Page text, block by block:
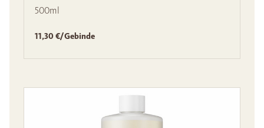
500ml
11,30 €/Gebinde